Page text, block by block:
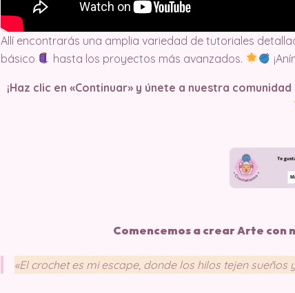
Allí encontrarás una amplia variedad de tutoriales
básico
hasta los proyectos más avanzados.
¡Haz clic en «Continuar» y únete a nuestra
Comencemos a crear Arte con
«El crochet es mi escape, donde los hilos tejen